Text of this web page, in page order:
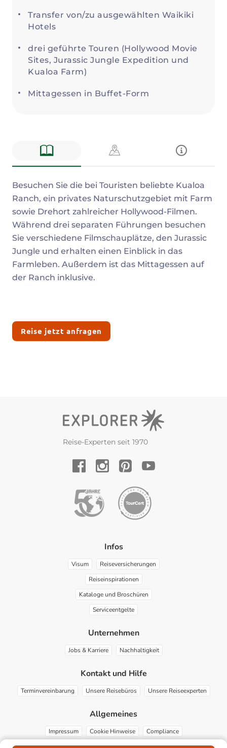
Transfer von/zu ausgewählten Waikiki
Hotels
drei geführte Touren (Hollywood Movie
Sites, Jurassic Jungle Expedition und
Kualoa Farm)
Mittagessen in Buffet-Form
Beschreibung
Besuchen Sie die bei Touristen beliebte Kualoa
Ranch, ein privates Naturschutzgebiet mit Farm
sowie Drehort zahlreicher Hollywood-Filmen.
Während drei separaten Führungen besuchen
Sie verschiedene Filmschauplätze, den Jurassic
Jungle und erhalten einen Einblick in das
Farmleben. Außerdem ist das Mittagessen auf
der Ranch inklusive.
Reise jetzt anfragen
Reise-Experten seit 1970
Infos
Visum
Reiseversicherungen
Reiseinspirationen
Kataloge und Broschüren
Serviceentgelte
Unternehmen
Jobs & Karriere Nachhaltigkeit
Kontakt und Hilfe
Terminvereinbarung Unsere Reisebüros Unsere Reiseexperten
Allgemeines
Impressum Cookie Hinweise Compliance